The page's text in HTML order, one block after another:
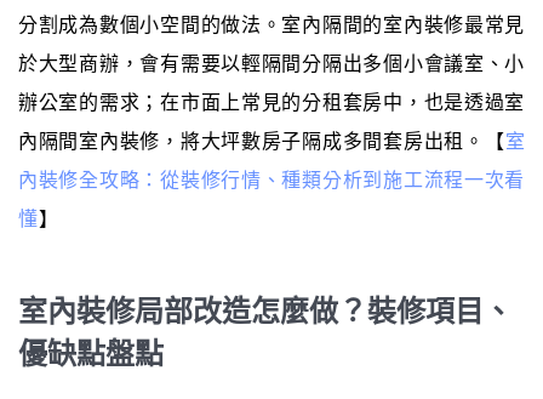
分割成為數個小空間的做法。室內隔間的室內裝修最常見
於大型商辦，會有需要以輕隔間分隔出多個小會議室、小
辦公室的需求；在市面上常見的分租套房中，也是透過室
內隔間室內裝修，將大坪數房子隔成多間套房出租。【室
內裝修全攻略：從裝修行情、種類分析到施工流程一次看
懂】
室內裝修局部改造怎麼做？裝修項目、
優缺點盤點